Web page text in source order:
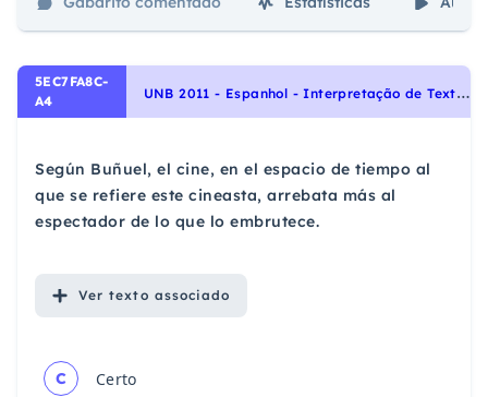
5EC7FA8C-
A4
U
NB 2011 - Espanhol - Interpretação de Texto | Comprensión de Lectura
Según Buñuel, el cine, en el espacio de tiempo al
que se refiere este cineasta, arrebata más al
espectador de lo que lo embrutece.
Ver texto associado
C Certo